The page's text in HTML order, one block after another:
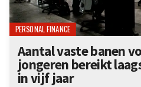
PERSONAL FINANCE
Aantal vaste banen
jongeren bereikt
in vijf jaar